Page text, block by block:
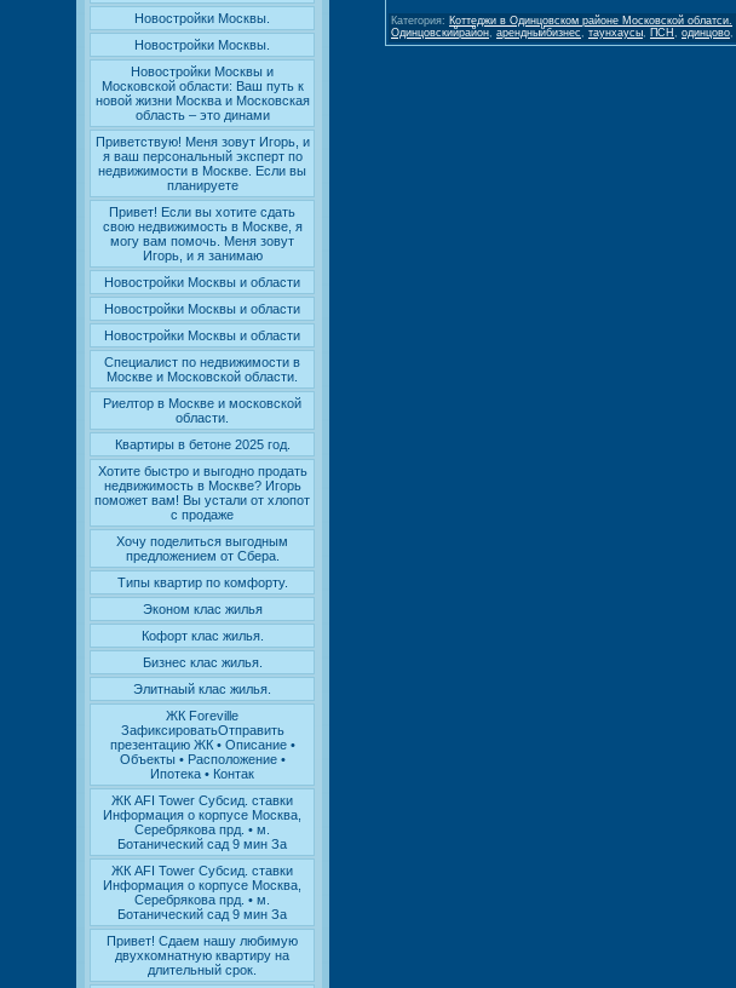
Новостройки Москвы.
Новостройки Москвы.
Новостройки Москвы и
Московской области: Ваш путь к
новой жизни Москва и Московская
область – это динами
Приветствую! Меня зовут Игорь, и
я ваш персональный эксперт по
недвижимости в Москве. Если вы
планируете
Привет! Если вы хотите сдать
свою недвижимость в Москве, я
могу вам помочь. Меня зовут
Игорь, и я занимаю
Новостройки Москвы и области
Новостройки Москвы и области
Новостройки Москвы и области
Специалист по недвижимости в
Москве и Московской области.
Риелтор в Москве и московской
области.
Квартиры в бетоне 2025 год.
Хотите быстро и выгодно продать
недвижимость в Москве? Игорь
поможет вам! Вы устали от хлопот
с продаже
Хочу поделиться выгодным
предложением от Сбера.
Типы квартир по комфорту.
Эконом клас жилья
Кофорт клас жилья.
Бизнес клас жилья.
Элитнаый клас жилья.
ЖК Foreville
ЗафиксироватьОтправить
презентацию ЖК • Описание •
Объекты • Расположение •
Ипотека • Контак
ЖК AFI Tower Субсид. ставки
Информация о корпусе Москва,
Серебрякова прд. • м.
Ботанический сад 9 мин За
ЖК AFI Tower Субсид. ставки
Информация о корпусе Москва,
Серебрякова прд. • м.
Ботанический сад 9 мин За
Привет! Сдаем нашу любимую
двухкомнатную квартиру на
длительный срок.
Категория: Коттеджи в Одинцовском районе Московской облатси.
Одинцовскийрайон арендныйбизнес таунхаусы ПСН одинцово